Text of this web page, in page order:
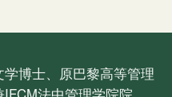
博士、原巴黎高等管理